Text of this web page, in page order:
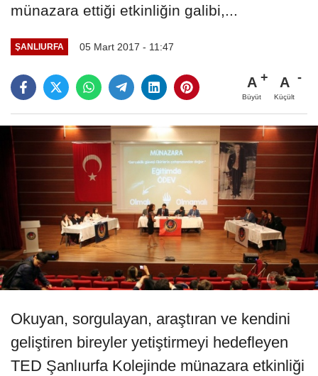
münazara ettiği etkinliğin galibi,...
ŞANLIURFA 05 Mart 2017 - 11:47
A
Büyüt
A
Küçült
Okuyan, sorgulayan, araştıran ve kendini
geliştiren bireyler yetiştirmeyi hedefleyen
TED Şanlıurfa Kolejinde münazara etkinliği